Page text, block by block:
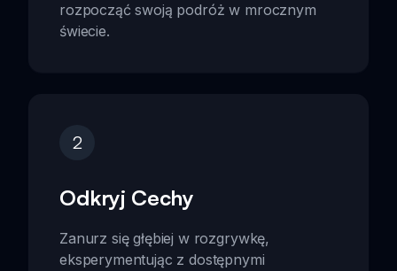
rozpocząć swoją podróż w mrocznym
świecie.
2
Odkryj Cechy
Zanurz się głębiej w rozgrywkę,
eksperymentując z dostępnymi